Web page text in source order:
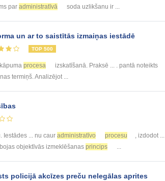
par administratīvā soda uzlikšanu ir ...
un ar to saistītās izmaiņas iestādē
TOP 500
procesa
izskatīšanā. Praksē ... . pantā noteikts
termiņš. Analizējot ...
Iestādes ... nu caur administratīvo procesu
, izdodot ...
objektīvās izmeklēšanas princips ...
policijā akcīzes preču nelegālas aprites